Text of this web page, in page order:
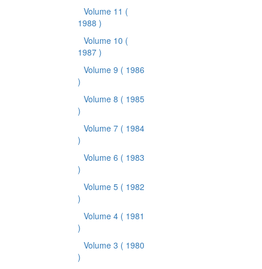
Volume 11 (
1988 )
Volume 10 (
1987 )
Volume 9 ( 1986
)
Volume 8 ( 1985
)
Volume 7 ( 1984
)
Volume 6 ( 1983
)
Volume 5 ( 1982
)
Volume 4 ( 1981
)
Volume 3 ( 1980
)